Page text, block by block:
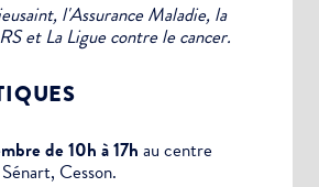
l'Assurance Maladie, la
et La Ligue contre le cancer.
de 10h à 17h au centre
Cesson.